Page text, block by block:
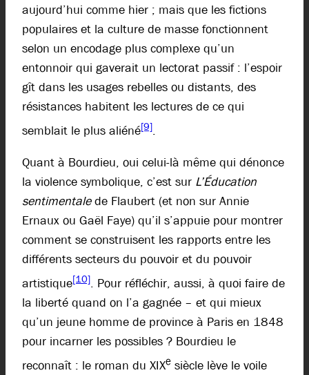
aujourd’hui comme hier ; mais que les fictions
populaires et la culture de masse fonctionnent
selon un encodage plus complexe qu’un
entonnoir qui gaverait un lectorat passif : l’espoir
gît dans les usages rebelles ou distants, des
résistances habitent les lectures de ce qui
semblait le plus aliéné[9].
Quant à Bourdieu, oui celui-là même qui dénonce
la violence symbolique, c’est sur L’Éducation
sentimentalede Flaubert (et non sur Annie
Ernaux ou Gaël Faye) qu’il s’appuie pour montrer
comment se construisent les rapports entre les
différents secteurs du pouvoir et du pouvoir
artistique[10]. Pour réfléchir, aussi, à quoi faire de
la liberté quand on l’a gagnée – et qui mieux
qu’un jeune homme de province à Paris en 1848
pour incarner les possibles ? Bourdieu le
reconnaît : le roman du XIXe siècle lève le voile